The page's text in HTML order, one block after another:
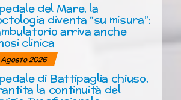
del Mare, la
diventa “su misura”:
arriva anche
clinica
Agosto 2026
di Battipaglia chiuso,
la continuità del